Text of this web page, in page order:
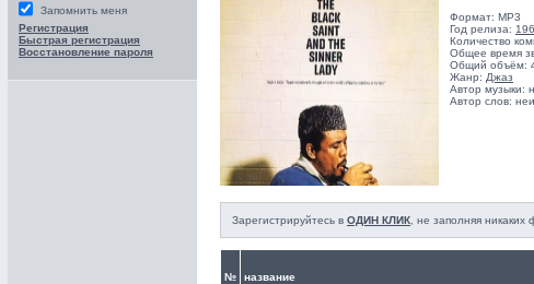
Запомнить меня
Регистрация
Быстрая регистрация
Восстановление пароля
Формат: MP3
Год релиза:
Количество
Общее время
Общий объём:
Жанр: Джаз
Автор музыки:
Автор слов:
Зарегистрируйтесь в ОДИН КЛИК , не заполняя
№ название